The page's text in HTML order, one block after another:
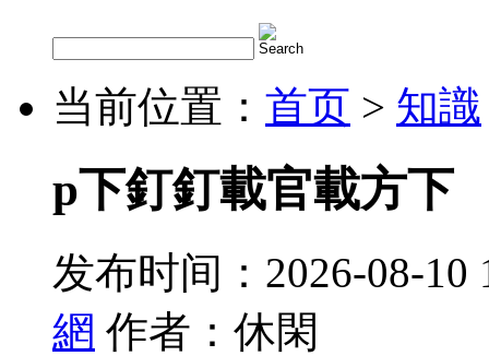
当前位置： 首页 > 知識
p下釘釘載官載方下
发布时间：2026-08-10
網 作者：休閑